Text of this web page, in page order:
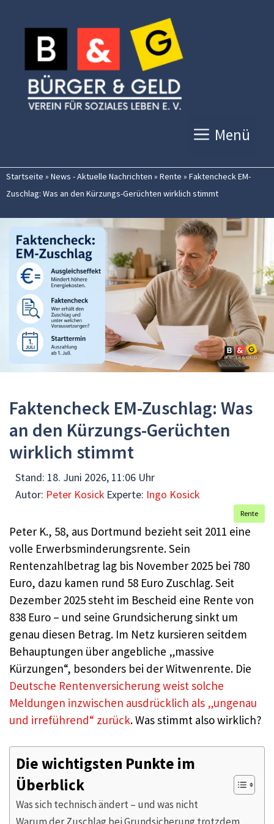
Inhalt
springen
Menü
Startseite » News - Aktuelle Nachrichten » Rente » Faktencheck EM-
Zuschlag: Was an den Kürzungs-Gerüchten wirklich stimmt
Faktencheck EM-Zuschlag: Was
an den Kürzungs-Gerüchten
wirklich stimmt
Stand: 18. Juni 2026, 11:06 Uhr
Autor: Peter Kosick Experte: Ingo Kosick
Rente
Peter K., 58, aus Dortmund bezieht seit 2011 eine
volle Erwerbsminderungsrente. Sein
Rentenzahlbetrag lag bis November 2025 bei 780
Euro, dazu kamen rund 58 Euro Zuschlag. Seit
Dezember 2025 steht im Bescheid eine Rente von
838 Euro – und seine Grundsicherung sinkt um
genau diesen Betrag. Im Netz kursieren seitdem
Behauptungen über angebliche „massive
Kürzungen“, besonders bei der Witwenrente. Die
Deutsche Rentenversicherung weist solche
Meldungen inzwischen ausdrücklich als „ungenau
und irreführend“ zurück. Was stimmt also wirklich?
Die wichtigsten Punkte im
Überblick
Was sich technisch ändert – und was nicht
Warum der Zuschlag bei Grundsicherung trotzdem